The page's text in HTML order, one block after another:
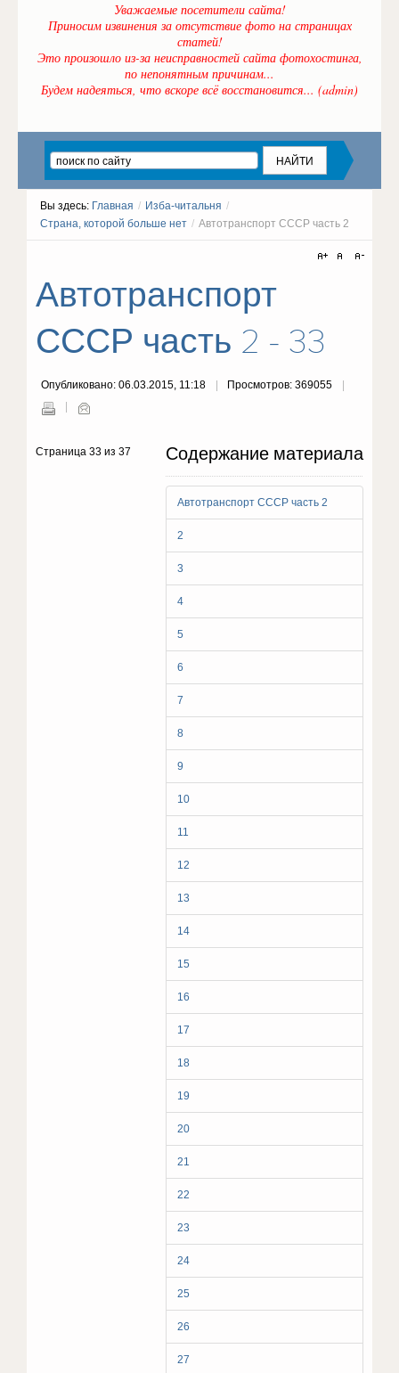
Уважаемые посетители сайта!
Приносим извинения за отсутствие фото на страницах
статей!
Это произошло из-за неисправностей сайта фотохостинга,
по непонятным причинам...
Будем надеяться, что вскоре всё восстановится... (admin)
Вы здесь: Главная / Изба-читальня /
Страна, которой больше нет / Автотранспорт СССР часть 2
Автотранспорт
СССР часть 2 - 33
Опубликовано: 06.03.2015, 11:18 Просмотров: 369055
Содержание материала
Автотранспорт СССР часть 2
2
3
4
5
6
7
8
9
10
11
12
13
14
15
16
17
18
19
20
21
22
23
24
25
26
27
Страница 33 из 37